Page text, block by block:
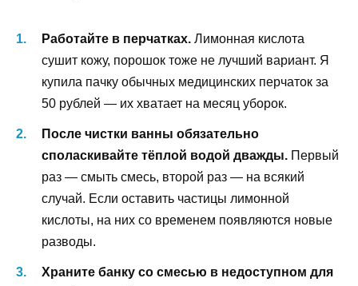
Работайте в перчатках. Лимонная кислота
сушит кожу, порошок тоже не лучший вариант. Я
купила пачку обычных медицинских перчаток за
50 рублей — их хватает на месяц уборок.
После чистки ванны обязательно
споласкивайте тёплой водой дважды. Первый
раз — смыть смесь, второй раз — на всякий
случай. Если оставить частицы лимонной
кислоты, на них со временем появляются новые
разводы.
Храните банку со смесью в недоступном для